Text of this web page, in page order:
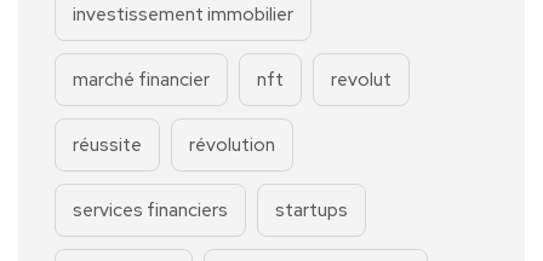
investissement immobilier
marché financier nft revolut
réussite révolution
services financiers startups